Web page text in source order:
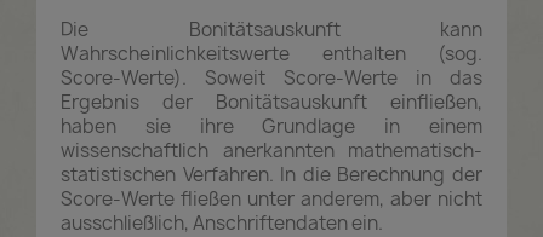
Die Bonitätsauskunft kann
Wahrscheinlichkeitswerte enthalten (sog.
Score-Werte). Soweit Score-Werte in das
Ergebnis der Bonitätsauskunft einfließen,
haben sie ihre Grundlage in einem
wissenschaftlich anerkannten mathematisch-
statistischen Verfahren. In die Berechnung der
Score-Werte fließen unter anderem, aber nicht
ausschließlich, Anschriftendaten ein.